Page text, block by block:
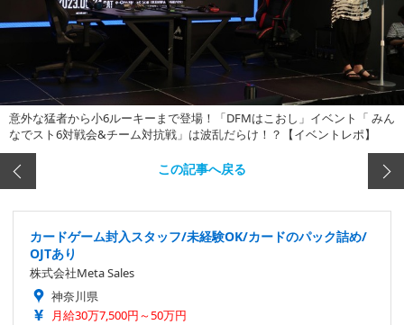
意外な猛者から小6ルーキーまで登場！「DFMはこおし」イベント「 みん
なでスト6対戦会&チーム対抗戦」は波乱だらけ！？【イベントレポ】
この記事へ戻る
カードゲーム封入スタッフ/未経験OK/カードのパック詰め/
OJTあり
株式会社Meta Sales
神奈川県
月給30万7,500円～50万円